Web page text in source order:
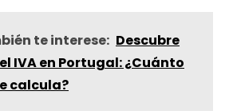
te interese: Descubre
IVA en Portugal: ¿Cuánto
calcula?